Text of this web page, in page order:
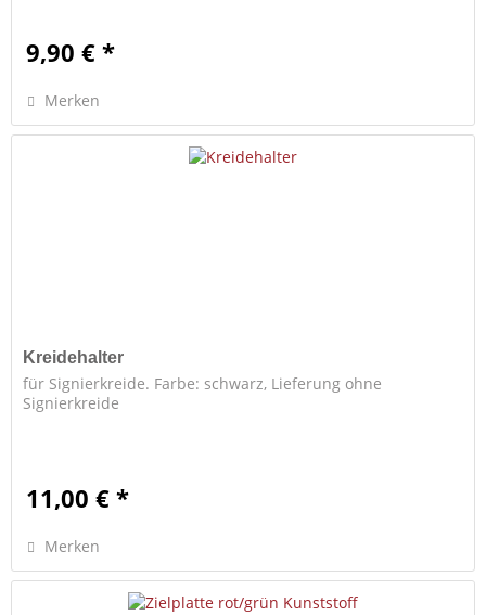
9,90 € *
Merken
Kreidehalter
für Signierkreide. Farbe: schwarz, Lieferung ohne
Signierkreide
11,00 € *
Merken